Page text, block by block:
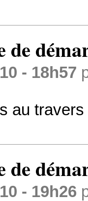
de
- 18h57
au
de
- 19h26